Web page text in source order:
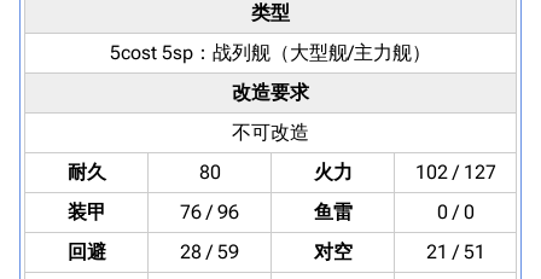
类型
5cost 5sp： 战列舰 （大型舰/主力舰）
改造要求
不可改造
耐久
80 火力
102 / 127
装甲
76 / 96 鱼雷
0 / 0
回避
28 / 59 对空
21 / 51